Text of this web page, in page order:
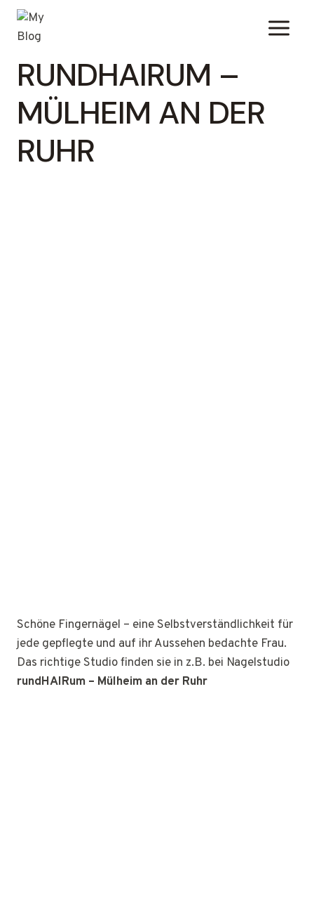
Zum
Inhalt
springen
RUNDHAIRUM –
MÜLHEIM AN DER
RUHR
Schöne Fingernägel – eine Selbstverständlichkeit für
jede gepflegte und auf ihr Aussehen bedachte Frau.
Das richtige Studio finden sie in z.B. bei Nagelstudio
rundHAIRum – Mülheim an der Ruhr